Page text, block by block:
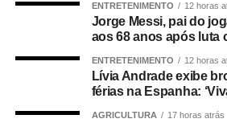
convite depois de uma decisão
levada à convenção partidária.
“Foi uma escolha política
formalizada dentro do processo
a realização da convenção.”
ENTRETENIMENTO 12 horas
Jorge Messi, pai do
aos 68 anos após luta
ENTRETENIMENTO 12 horas
Lívia Andrade exibe
férias na Espanha:
AGRICULTURA 17 horas atrás